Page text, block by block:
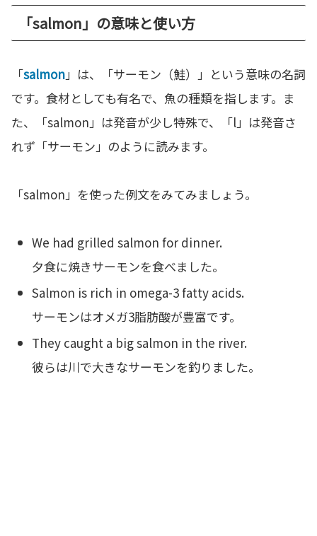
「salmon」の意味と使い方
「salmon」は、「サーモン（鮭）」という意味の名詞
です。食材としても有名で、魚の種類を指します。ま
た、「salmon」は発音が少し特殊で、「l」は発音さ
れず「サーモン」のように読みます。
「salmon」を使った例文をみてみましょう。
We had grilled salmon for dinner.
夕食に焼きサーモンを食べました。
Salmon is rich in omega-3 fatty acids.
サーモンはオメガ3脂肪酸が豊富です。
They caught a big salmon in the river.
彼らは川で大きなサーモンを釣りました。